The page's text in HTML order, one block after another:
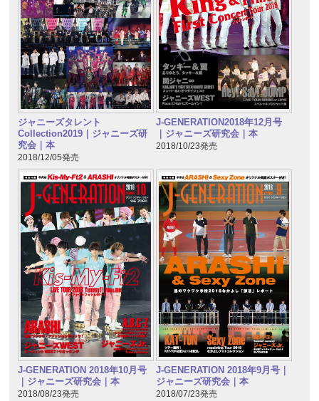
ジャニーズタレント
Collection2019｜ジャニーズ研
究会｜本
2018/12/05発売
J-GENERATION2018年12月号
｜ジャニーズ研究会｜本
2018/10/23発売
J-GENERATION 2018年10月号
｜ジャニーズ研究会｜本
2018/08/23発売
J-GENERATION 2018年9月号｜
ジャニーズ研究会｜本
2018/07/23発売